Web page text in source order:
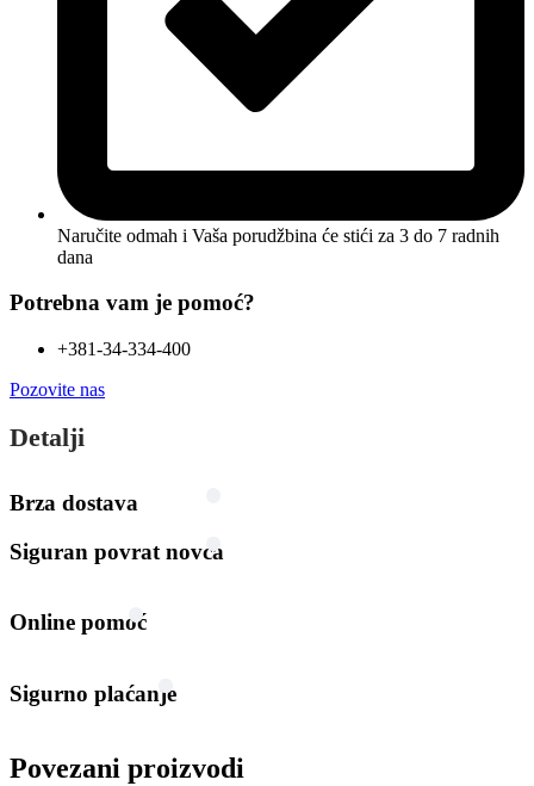
Naručite odmah i Vaša porudžbina će stići za 3 do 7 radnih
dana
Potrebna vam je pomoć?
+381-34-334-400
Pozovite nas
Detalji
Brza dostava
Siguran povrat novca
Online pomoć
Sigurno plaćanje
Povezani proizvodi